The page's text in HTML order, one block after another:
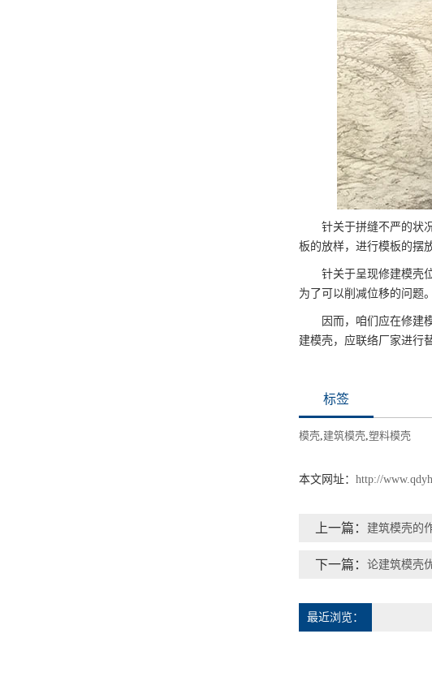
针关于拼缝不严的状
板的放样，进行模板的摆
针关于呈现修建模壳
为了可以削减位移的问题。
因而，咱们应在修建
建模壳，应联络厂家进行
标签
模壳,建筑模壳,塑料模壳
本文网址： http://
上一篇： 建筑模壳的
下一篇： 论建筑模壳
最近浏览：